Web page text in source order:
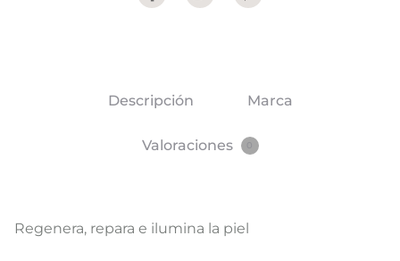
Descripción Marca
Valoraciones
Regenera, repara e ilumina la piel